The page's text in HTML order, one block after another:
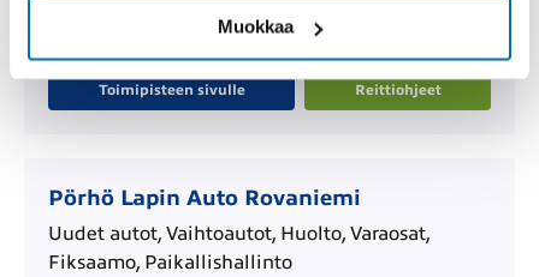
Muokkaa
Teollisuustie 25, 96300 Rovaniemi
Toimipisteen sivulle Reittiohjeet
Pörhö Lapin Auto Rovaniemi
Uudet autot, Vaihtoautot, Huolto, Varaosat,
Fiksaamo, Paikallishallinto